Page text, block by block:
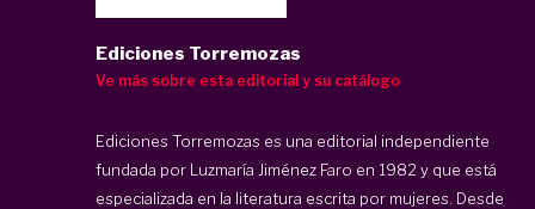
Ediciones Torremozas
Ve más sobre esta editorial y su catálogo
Ediciones Torremozas es una editorial independiente
fundada por Luzmaría Jiménez Faro en 1982 y que está
especializada en la literatura escrita por mujeres. Desde